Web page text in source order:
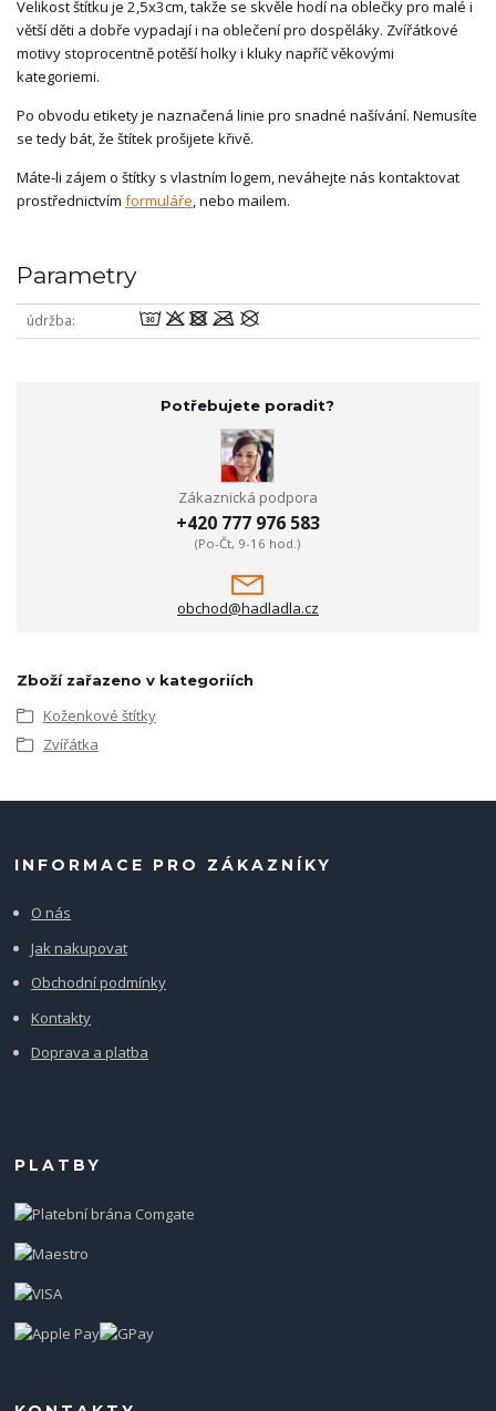
Velikost štítku je 2,5x3cm, takže se skvěle hodí na oblečky pro malé i
větší děti a dobře vypadají i na oblečení pro dospěláky. Zvířátkové
motivy stoprocentně potěší holky i kluky napříč věkovými
kategoriemi.
Po obvodu etikety je naznačená linie pro snadné našívání. Nemusíte
se tedy bát, že štítek prošijete křivě.
Máte-li zájem o štítky s vlastním logem, neváhejte nás kontaktovat
prostřednictvím formuláře, nebo mailem.
Parametry
údržba wodmU
Potřebujete poradit?
Zákaznická podpora
+420 777 976 583
(Po-Čt, 9-16 hod.)
obchod@hadladla.cz
Zboží zařazeno v kategoriích
Koženkové štítky
Zvířátka
INFORMACE PRO ZÁKAZNÍKY
O nás
Jak nakupovat
Obchodní podmínky
Kontakty
Doprava a platba
PLATBY